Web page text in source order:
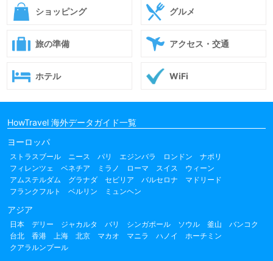
ショッピング グルメ
旅の準備 アクセス・交通
ホテル WiFi
HowTravel 海外データガイド一覧
ヨーロッパ
ストラスブール ニース パリ エジンバラ ロンドン
ナポリ
フィレンツェ
ベネチア ミラノ ローマ スイス
ウィーン
アムステルダム
グラナダ セビリア バルセロナ
マドリード
フランクフルト
ベルリン ミュンヘン
アジア
日本 デリー ジャカルタ バリ シンガポール ソウル 釜山
バンコク
台北
香港 上海 北京 マカオ マニラ ハノイ
ホーチミン
クアラルンプール